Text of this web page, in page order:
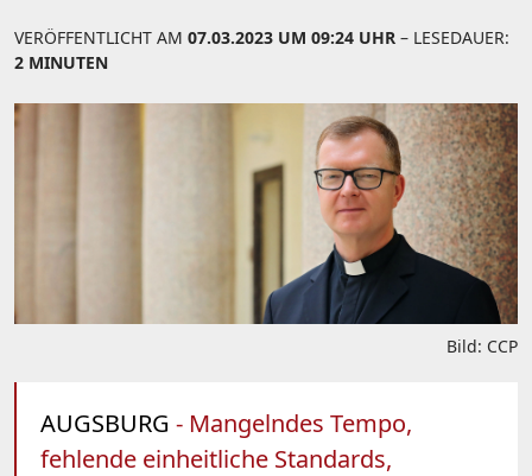
VERÖFFENTLICHT AM 07.03.2023 UM 09:24 UHR – LESEDAUER:
2 MINUTEN
Bild: CCP
AUGSBURG - Mangelndes Tempo,
fehlende einheitliche Standards,